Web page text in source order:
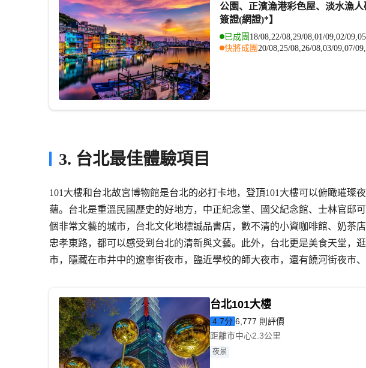
公園、正濱漁港彩色屋、淡水漁
簽證(網證)*】
已成團
快將成團
3. 台北最佳體驗項目
101大樓和台北故宮博物館是台北的必打卡地，登頂101大樓可以俯瞰璀璨
蘊。台北是重溫民國歷史的好地方，中正紀念堂、國父紀念館、士林官邸
個非常文藝的城市，台北文化地標誠品書店，數不清的小資咖啡館、奶茶
忠孝東路，都可以感受到台北的清新與文藝。此外，台北更是美食天堂，
市，隱藏在市井中的遼寧街夜市，臨近學校的師大夜市，還有饒河街夜市
台北101大樓
4.7分 6,777 則評價
距離市中心2.3公里
夜景